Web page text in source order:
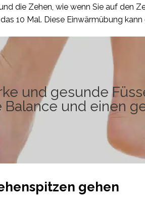
die Zehen, wie wenn Sie auf den
10 Mal. Diese Einwärmübung
und gesunde
und einen
gehen